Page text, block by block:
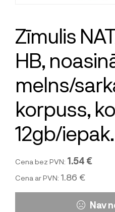
Zīmulis
HB,
melns/
korpuss,
12gb/iepak.
Cena bez PVN: 1.54 €
Cena ar PVN: 1.86 €
Nav